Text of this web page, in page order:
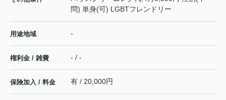
問) 単身(可) LGBTフレンドリー
用途地域 -
権利金 / 雑費 - / -
保険加入 / 料金 有 / 20,000円